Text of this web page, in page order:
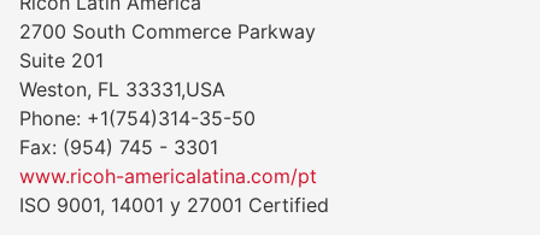
2700 South Commerce Parkway
Suite 201
Weston, FL 33331,USA
Phone: +1(754)314-35-50
Fax: (954) 745 - 3301
www.ricoh-americalatina.com/pt
ISO 9001, 14001 y 27001 Certified